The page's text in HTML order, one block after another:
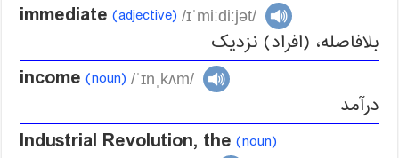
immediate (adjective) /ɪˈmiːdiːjət/
بلافاصله، (افراد) نزدیک
income (noun) /ˈɪnˌkʌm/
درآمد
Industrial Revolution, the (noun)